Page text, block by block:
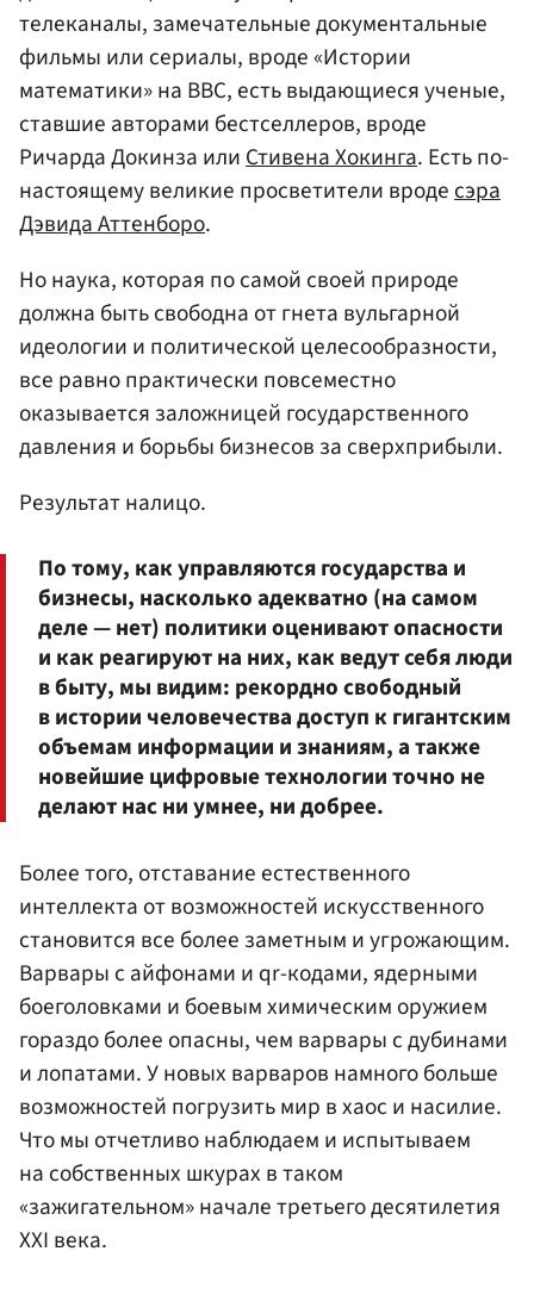
телеканалы, замечательные документальные
фильмы или сериалы, вроде «Истории
математики» на BBC, есть выдающиеся ученые,
ставшие авторами бестселлеров, вроде
Ричарда Докинза илиСтивена Хокинга. Есть по-
настоящему великие просветители вродесэра
Дэвида Аттенборо.
Но наука, которая по самой своей природе
должна быть свободна от гнета вульгарной
идеологии и политической целесообразности,
все равно практически повсеместно
оказывается заложницей государственного
давления и борьбы бизнесов за сверхприбыли.
Результат налицо.
По тому, как управляются государства и
бизнесы, насколько адекватно (на самом
деле — нет) политики оценивают опасности
и как реагируют на них, как ведут себя люди
в быту, мы видим: рекордно свободный
в истории человечества доступ к гигантским
объемам информации и знаниям, а также
новейшие цифровые технологии точно не
делают нас ни умнее, ни добрее.
Более того, отставание естественного
интеллекта от возможностей искусственного
становится все более заметным и угрожающим.
Варвары с айфонами и qr-кодами, ядерными
боеголовками и боевым химическим оружием
гораздо более опасны, чем варвары с дубинами
и лопатами. У новых варваров намного больше
возможностей погрузить мир в хаос и насилие.
Что мы отчетливо наблюдаем и испытываем
на собственных шкурах в таком
«зажигательном» начале третьего десятилетия
ХХI века.